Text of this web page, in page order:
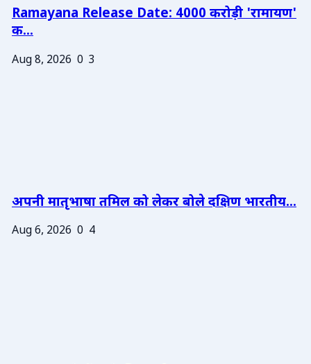
Ramayana Release Date: 4000 करोड़ी 'रामायण'
क...
Aug 8, 2026 0 3
अपनी मातृभाषा तमिल को लेकर बोले दक्षिण भारतीय...
Aug 6, 2026 0 4